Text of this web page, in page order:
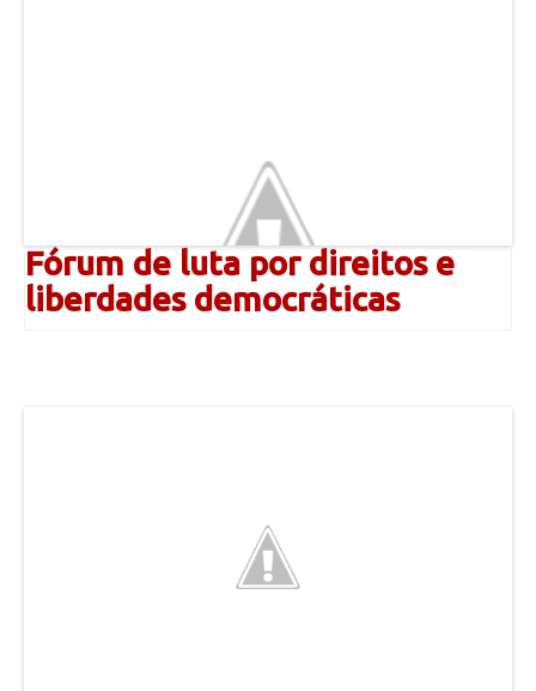
Fórum de luta por direitos e
liberdades democráticas